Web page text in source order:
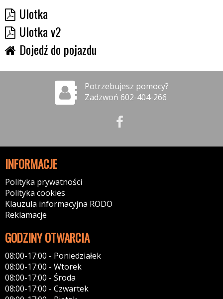
Ulotka
Ulotka v2
Dojedź do pojazdu
Potrzebujesz pomocy?
Zadzwoń 602-404-266
INFORMACJE
Polityka prywatności
Polityka cookies
Klauzula informacyjna RODO
Reklamacje
GODZINY OTWARCIA
08:00-17:00 - Poniedziałek
08:00-17:00 - Wtorek
08:00-17:00 - Środa
08:00-17:00 - Czwartek